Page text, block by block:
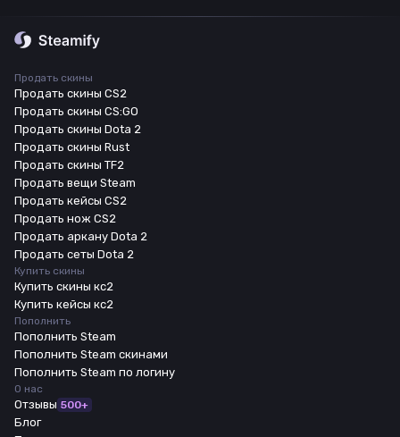
Продать скины
Продать скины CS2
Продать скины CS:GO
Продать скины Dota 2
Продать скины Rust
Продать скины TF2
Продать вещи Steam
Продать кейсы CS2
Продать нож CS2
Продать аркану Dota 2
Продать сеты Dota 2
Купить скины
Купить скины кс2
Купить кейсы кс2
Пополнить
Пополнить Steam
Пополнить Steam скинами
Пополнить Steam по логину
О нас
Отзывы 500+
Блог